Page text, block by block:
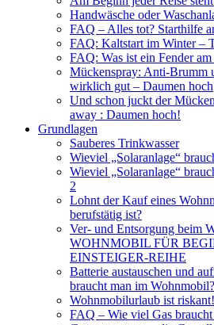
Handwäsche oder
FAQ – Alles tot? Starthilfe
FAQ: Kaltstart im Winter –
FAQ: Was ist ein Fender
Mückenspray: Anti-
wirklich gut – Daumen hoch
Und schon juckt der
away : Daumen hoch!
Grundlagen
Sauberes Trinkwasser
Wieviel „Solaranlage“
Wieviel „Solaranlage“
2
Lohnt der Kauf eines
berufstätig ist?
Ver- und Entsorgung beim
WOHNMOBIL FÜR
EINSTEIGER-REIHE
Batterie austauschen und
braucht man im Wohnmobil?
Wohnmobilurlaub ist riskant!
FAQ – Wie viel Gas